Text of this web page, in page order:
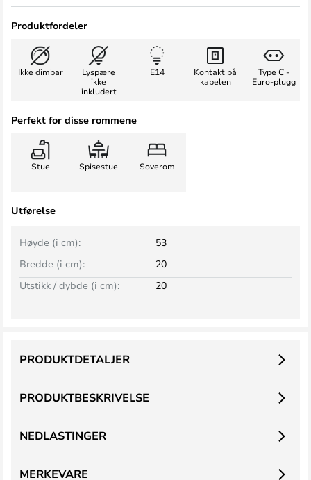
Produktfordeler
Ikke dimbar
Lyspære
ikke
inkludert
E14
Kontakt på
kabelen
Type C -
Euro-plugg
Perfekt for disse rommene
Stue Spisestue Soverom
Utførelse
Bredde (i cm): 20
Høyde (i cm): 53
Utstikk / dybde (i cm): 20
PRODUKTBESKRIVELSE
PRODUKTDETALJER
NEDLASTINGER
MERKEVARE